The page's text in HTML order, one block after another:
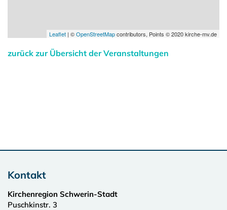
Leaflet | ©OpenStreetMapcontributors, Points © 2020 kirche-mv.de
zurück zur Übersicht der Veranstaltungen
Kontakt
Kirchenregion Schwerin-Stadt
Puschkinstr. 3